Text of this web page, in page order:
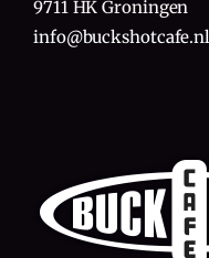
9711 HK Groningen
info@buckshotcafe.nl